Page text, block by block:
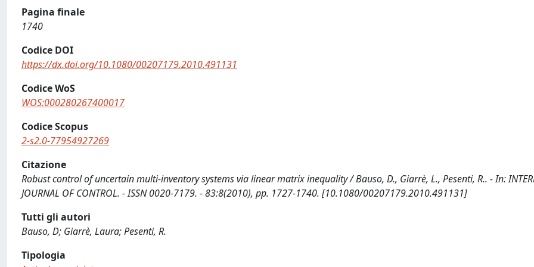
Pagina finale
1740
Codice DOI
https://dx.doi.org/10.1080/00207179.2010.491131
Codice WoS
WOS:000280267400017
Codice Scopus
2-s2.0-77954927269
Citazione
Robust control of uncertain multi-inventory systems via linear matrix inequality / Bauso, D., Giarrè, L., Pesenti, R.. - In:
JOURNAL OF CONTROL. - ISSN 0020-7179. - 83:8(2010), pp. 1727-1740. [10.1080/00207179.2010.491131]
Tutti gli autori
Bauso, D; Giarrè, Laura; Pesenti, R.
Tipologia